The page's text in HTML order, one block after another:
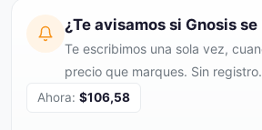
¿Te avisamos si Gnosis se
Te escribimos una sola vez,
precio que marques. Sin registro.
Ahora: $106,58